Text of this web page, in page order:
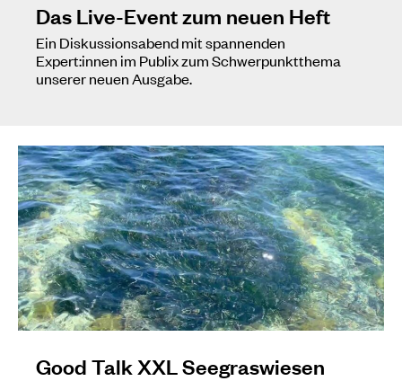
Das Live-Event zum neuen Heft
Ein Diskussionsabend mit spannenden
Expert:innen im Publix zum Schwerpunktthema
unserer neuen Ausgabe.
Good Talk XXL Seegraswiesen